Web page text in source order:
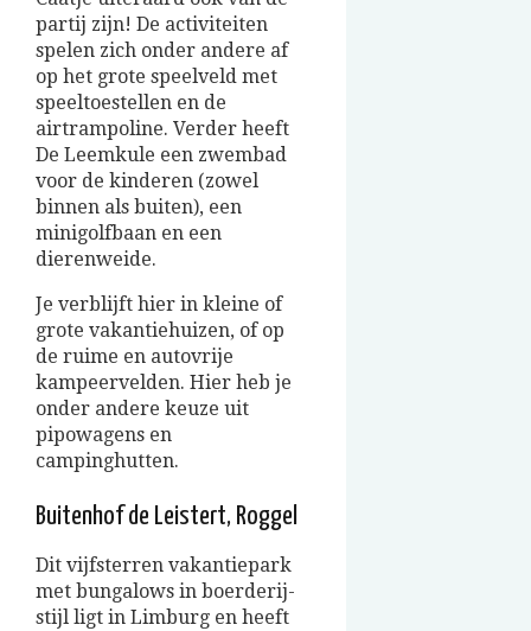
partij zijn! De activiteiten
spelen zich onder andere af
op het grote speelveld met
speeltoestellen en de
airtrampoline. Verder heeft
De Leemkule een zwembad
voor de kinderen (zowel
binnen als buiten), een
minigolfbaan en een
dierenweide.
Je verblijft hier in kleine of
grote vakantiehuizen, of op
de ruime en autovrije
kampeervelden. Hier heb je
onder andere keuze uit
pipowagens en
campinghutten.
Buitenhof de Leistert, Roggel
Dit vijfsterren vakantiepark
met bungalows in boerderij-
stijl ligt in Limburg en heeft